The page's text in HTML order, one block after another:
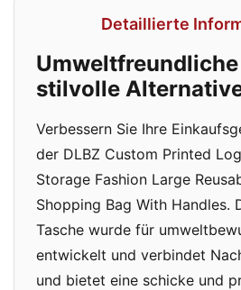
Detaillierte
stilvolle
Verbessern Sie Ihre
der DLBZ Custom Printed
Storage Fashion Large
Shopping Bag With Handles.
Tasche wurde für
entwickelt und verbindet
und bietet eine schicke und